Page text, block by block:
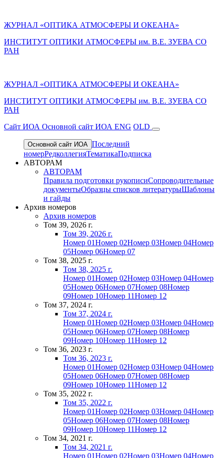
ЖУРНАЛ «ОПТИКА АТМОСФЕРЫ И ОКЕАНА»
ИНСТИТУТ ОПТИКИ АТМОСФЕРЫ им. В.Е. ЗУЕВА СО
РАН
ЖУРНАЛ «ОПТИКА АТМОСФЕРЫ И ОКЕАНА»
ИНСТИТУТ ОПТИКИ АТМОСФЕРЫ им. В.Е. ЗУЕВА СО
РАН
Cайт ИОА Основной сайт ИОА ENG OLD
Основной сайт ИОА Последний
номерРедколлегияТематикаПодписка
АВТОРАМ
АВТОРАМ
Правила подготовки рукописиСопроводительные
документыОбразцы списков литературыШаблоны
и гайды
Архив номеров
Архив номеров
Том 39, 2026 г.
Том 39, 2026 г.
Номер 01Номер 02Номер 03Номер 04Номер
05Номер 06Номер 07
Том 38, 2025 г.
Том 38, 2025 г.
Номер 01Номер 02Номер 03Номер 04Номер
05Номер 06Номер 07Номер 08Номер
09Номер 10Номер 11Номер 12
Том 37, 2024 г.
Том 37, 2024 г.
Номер 01Номер 02Номер 03Номер 04Номер
05Номер 06Номер 07Номер 08Номер
09Номер 10Номер 11Номер 12
Том 36, 2023 г.
Том 36, 2023 г.
Номер 01Номер 02Номер 03Номер 04Номер
05Номер 06Номер 07Номер 08Номер
09Номер 10Номер 11Номер 12
Том 35, 2022 г.
Том 35, 2022 г.
Номер 01Номер 02Номер 03Номер 04Номер
05Номер 06Номер 07Номер 08Номер
09Номер 10Номер 11Номер 12
Том 34, 2021 г.
Том 34, 2021 г.
Номер 01Номер 02Номер 03Номер 04Номер